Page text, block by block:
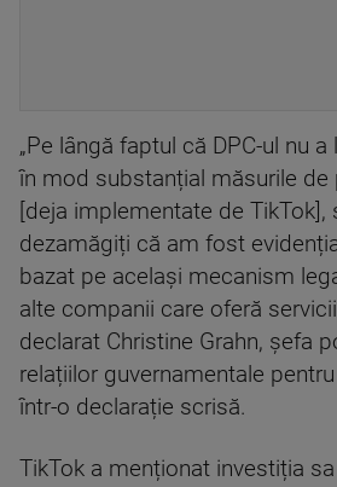
„Pe lângă faptul că DPC-ul nu
în mod substanțial măsurile de
[deja implementate de TikTok],
dezamăgiți că am fost
bazat pe același mecanism
alte companii care oferă servicii
declarat Christine Grahn, șefa
relațiilor guvernamentale
într-o declarație scrisă.
TikTok a menționat investiția